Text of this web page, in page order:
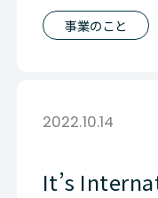
るか みたいなレ
事業のこと
2022.10.14
It’s